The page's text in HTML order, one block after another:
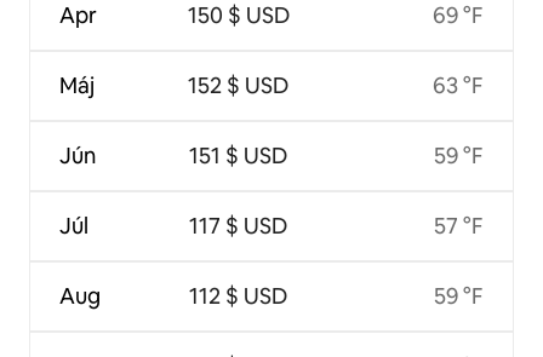
Apr
Máj
Jún
Júl
Aug
150 $ USD
152 $ USD
151 $ USD
117 $ USD
112 $ USD
69 °F
63 °F
59 °F
57 °F
59 °F